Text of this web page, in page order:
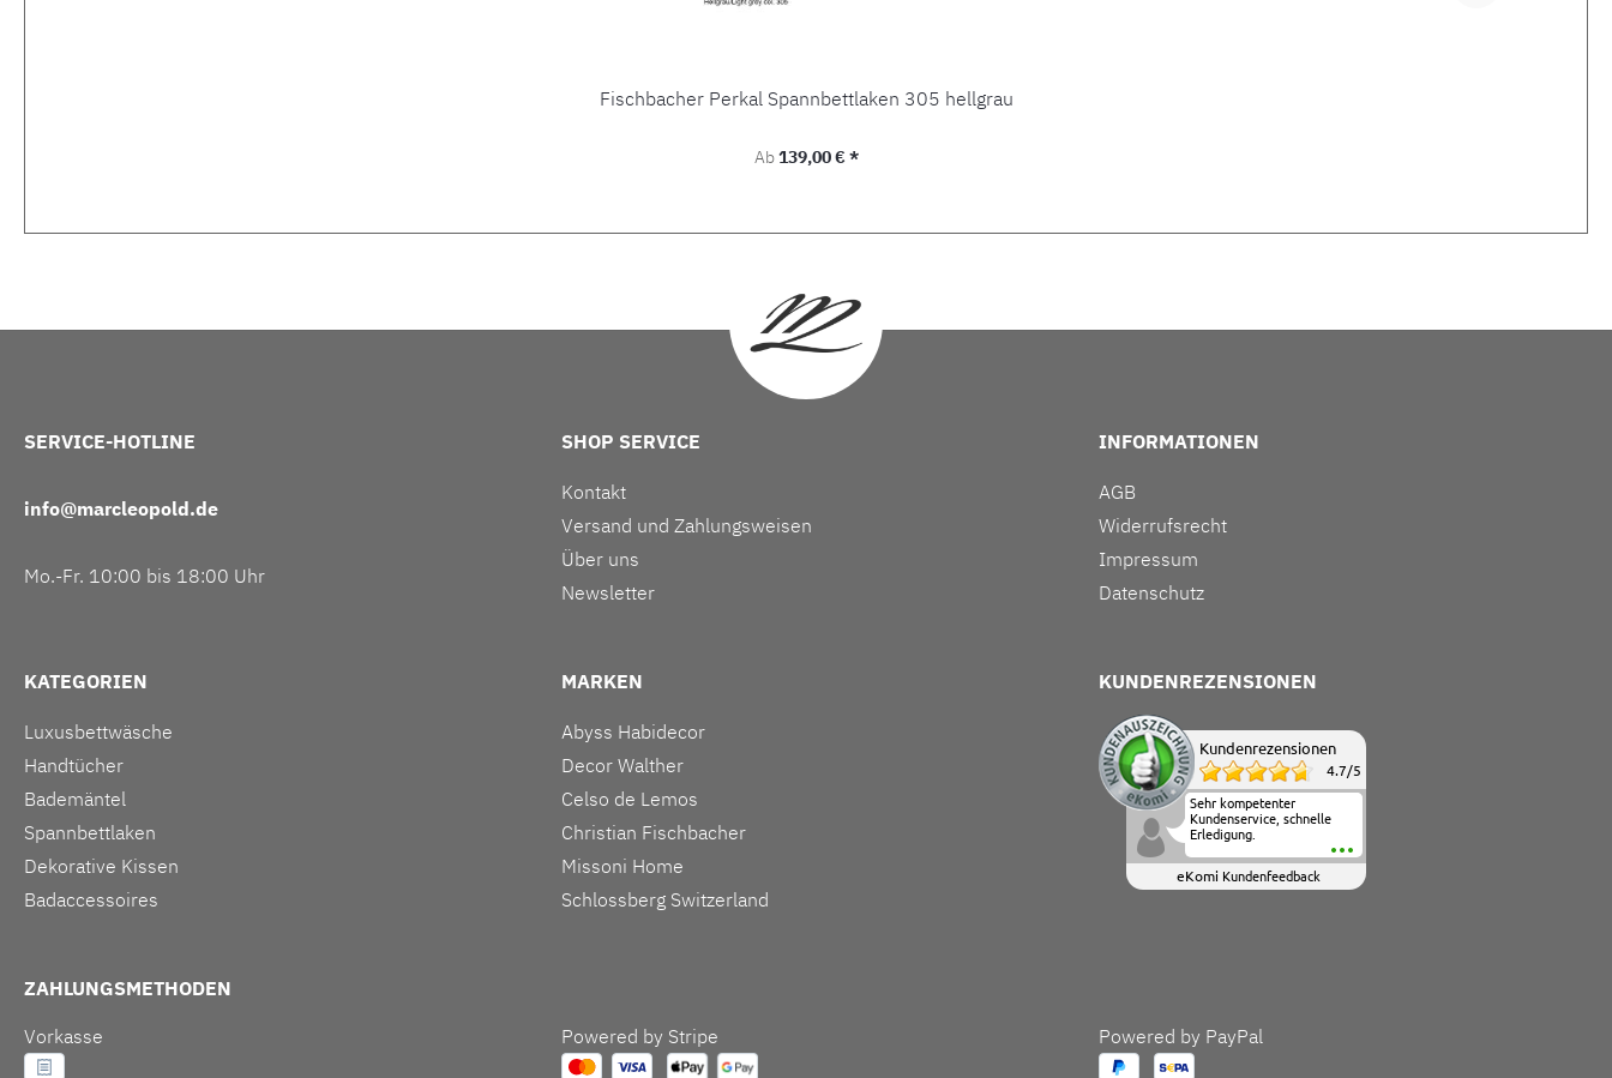
Fischbacher Perkal Spannbettlaken 305 hellgrau
Regulärer Preis:
Ab139,00 € *
SERVICE-HOTLINE
info@marcleopold.de
Mo.-Fr. 10:00 bis 18:00 Uhr
SHOP SERVICE
Kontakt
Versand und Zahlungsweisen
Über uns
Newsletter
INFORMATIONEN
AGB
Widerrufsrecht
Impressum
Datenschutz
KATEGORIEN
Luxusbettwäsche
Handtücher
Bademäntel
Spannbettlaken
Dekorative Kissen
Badaccessoires
MARKEN
Abyss Habidecor
Decor Walther
Celso de Lemos
Christian Fischbacher
Missoni Home
Schlossberg Switzerland
KUNDENREZENSIONEN
Kundenrezensionen
4.7/5
Sehr kompetenter
Kundenservice, schnelle
Erledigung.
eKomi Kundenfeedback
ZAHLUNGSMETHODEN
Vorkasse
Powered by Stripe Powered by PayPal